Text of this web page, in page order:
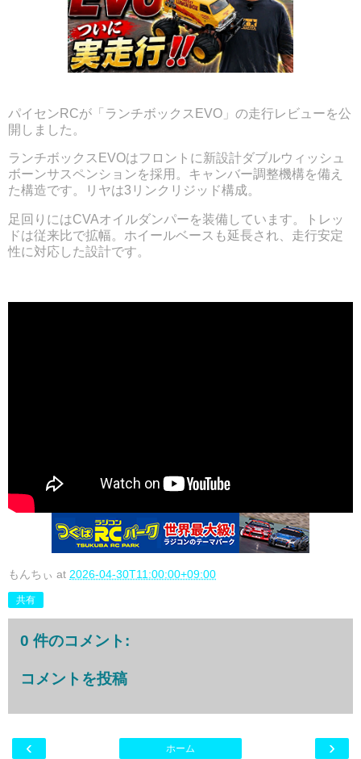
パイセンRCが「ランチボックスEVO」の走行レビューを公
開しました。
ランチボックスEVOはフロントに新設計ダブルウィッシュ
ボーンサスペンションを採用。キャンバー調整機構を備え
た構造です。リヤは3リンクリジッド構成。
足回りにはCVAオイルダンパーを装備しています。トレッ
ドは従来比で拡幅。ホイールベースも延長され、走行安定
性に対応した設計です。
もんちぃ at 2026-04-30T11:00:00+09:00
共有
0 件のコメント:
コメントを投稿
‹ ›
ホーム